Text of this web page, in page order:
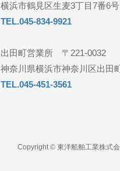
横浜市鶴見区生麦3丁目7番6号
TEL.045-834-9921
出田町営業所 〒221-0032
神奈川県横浜市神奈川区出田
TEL.045-451-3561
Copyright © 東洋船舶工業株式